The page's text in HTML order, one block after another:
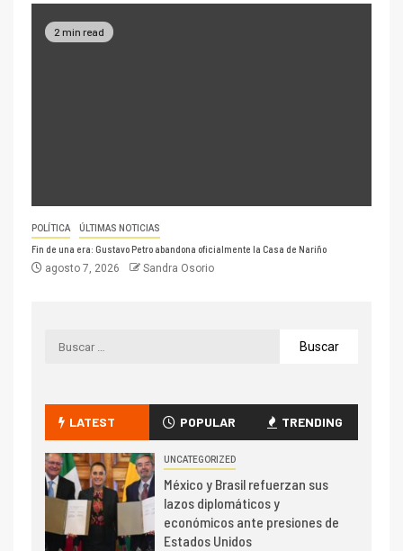
2 min read
POLÍTICA ÚLTIMAS NOTICIAS
Fin de una era: Gustavo Petro abandona oficialmente la Casa de Nariño
agosto 7, 2026 Sandra Osorio
LATEST POPULAR TRENDING
UNCATEGORIZED
México y Brasil refuerzan sus
lazos diplomáticos y
económicos ante presiones de
Estados Unidos